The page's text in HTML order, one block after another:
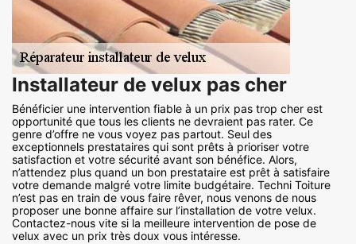
Installateur de velux pas cher
Bénéficier une intervention fiable à un prix pas trop cher est
opportunité que tous les clients ne devraient pas rater. Ce
genre d’offre ne vous voyez pas partout. Seul des
exceptionnels prestataires qui sont prêts à prioriser votre
satisfaction et votre sécurité avant son bénéfice. Alors,
n’attendez plus quand un bon prestataire est prêt à satisfaire
votre demande malgré votre limite budgétaire. Techni Toiture
n’est pas en train de vous faire rêver, nous venons de nous
proposer une bonne affaire sur l’installation de votre velux.
Contactez-nous vite si la meilleure intervention de pose de
velux avec un prix très doux vous intéresse.